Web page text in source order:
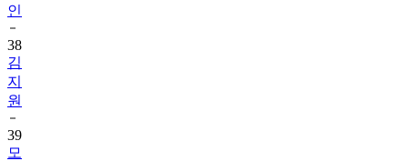
인
38
김
지
원
39
모